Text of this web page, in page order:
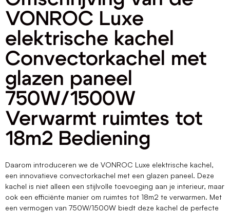
VONROC Luxe
elektrische kachel
Convectorkachel met
glazen paneel
750W/1500W
Verwarmt ruimtes tot
18m2 Bediening
Daarom introduceren we de VONROC Luxe elektrische kachel,
een innovatieve convectorkachel met een glazen paneel. Deze
kachel is niet alleen een stijlvolle toevoeging aan je interieur, maar
ook een efficiënte manier om ruimtes tot 18m2 te verwarmen. Met
een vermogen van 750W/1500W biedt deze kachel de perfecte